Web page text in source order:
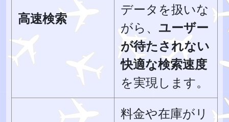
高速検索
データを扱いな
がら、 ユーザー
が待たされない
快適な検索速度
を実現します。
料金や在庫がリ